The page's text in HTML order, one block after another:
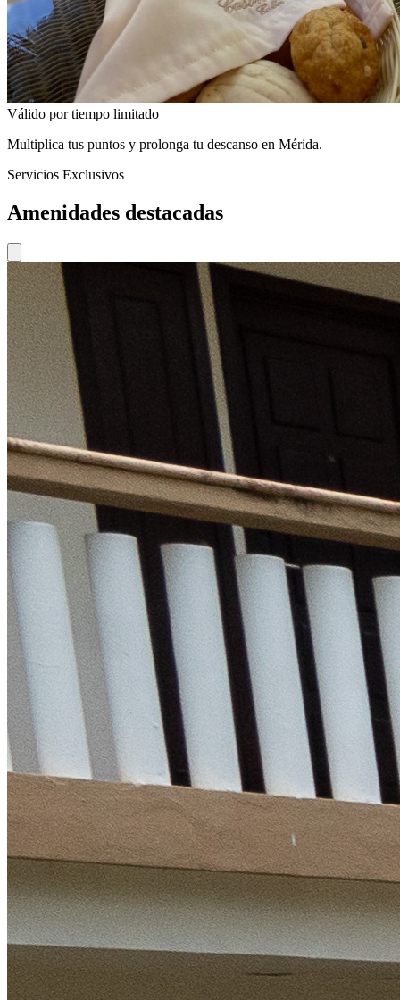
Válido por tiempo limitado
Multiplica tus puntos y prolonga tu descanso en Mérida.
Servicios Exclusivos
Amenidades destacadas